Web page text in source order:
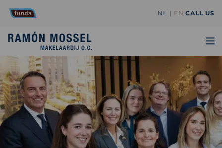
NL EN CALL US